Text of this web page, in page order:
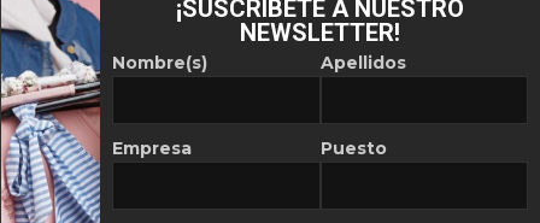
¡SUSCRÍBETE A NUESTRO
NEWSLETTER!
Nombre(s)
Empresa
Apellidos
Puesto